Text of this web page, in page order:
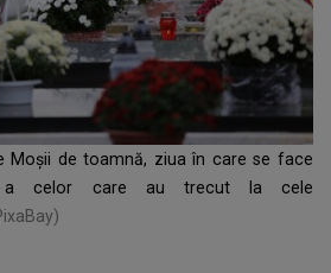
Moșii de toamnă, ziua în care se face
a celor care au trecut la cele